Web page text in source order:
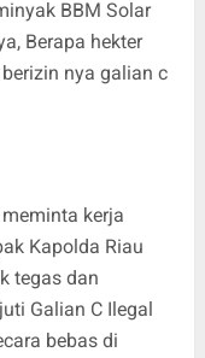
BBM Solar
Berapa hekter
nya galian c
kerja
Kapolda Riau
tegas dan
Galian C Ilegal
bebas di